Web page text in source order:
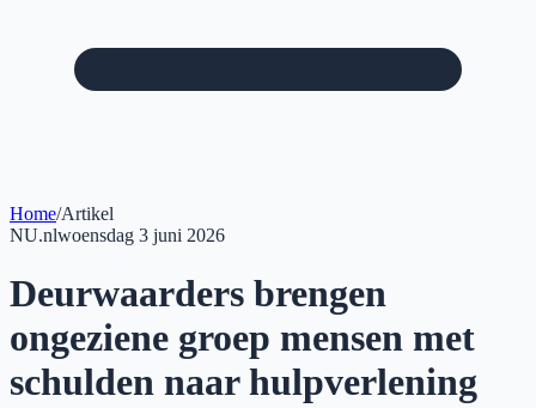
Home/Artikel
NU.nlwoensdag 3 juni 2026
Deurwaarders brengen
ongeziene groep mensen met
schulden naar hulpverlening